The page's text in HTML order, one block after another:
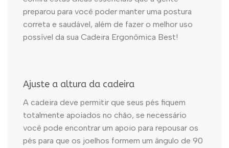
preparou para você poder manter uma postura
correta e saudável, além de fazer o melhor uso
possível da sua Cadeira Ergonômica Best!
Ajuste a altura da cadeira
A cadeira deve permitir que seus pés fiquem
totalmente apoiados no chão, se necessário
você pode encontrar um apoio para repousar os
pés para que os joelhos formem um ângulo de 90